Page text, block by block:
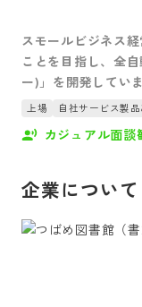
スモールビジネス
ことを目指し、全
ー)」を開発してい
上場 自社サービス製品
カジュアル面談
企業について